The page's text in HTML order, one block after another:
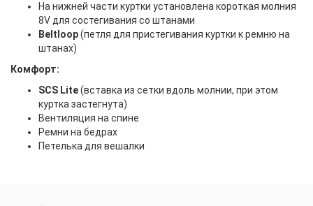
На нижней части куртки установлена короткая молния
8V для состегивания со штанами
Beltloop(петля для пристегивания куртки к ремню на
штанах)
Комфорт:
SCS Lite(вставка из сетки вдоль молнии, при этом
куртка застегнута)
Вентиляция на спине
Ремни на бедрах
Петелька для вешалки